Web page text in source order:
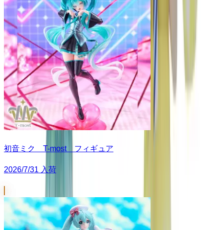
初音ミク T-most フィギュア
2026/7/31 入荷